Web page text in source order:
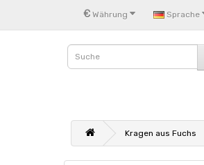
€ Währung Sprache
Kragen aus Fuchs